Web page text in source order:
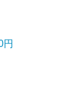
円